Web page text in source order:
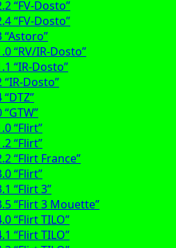
“FV-Dosto”
“FV-Dosto”
“Astoro”
“RV/IR-Dosto”
“IR-Dosto”
“IR-Dosto”
“GTW”
“Flirt”
“Flirt”
“Flirt France”
“Flirt”
“Flirt 3”
“Flirt 3 Mouette”
“Flirt TILO”
“Flirt TILO”